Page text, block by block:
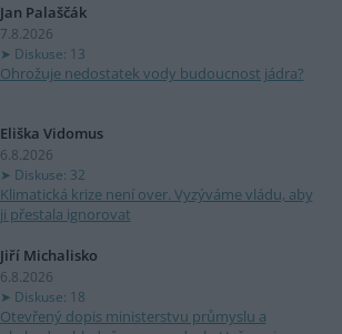
Jan Palaščák
7.8.2026
Diskuse: 13
Ohrožuje nedostatek vody budoucnost jádra?
Eliška Vidomus
6.8.2026
Diskuse: 32
Klimatická krize není over. Vyzýváme vládu, aby
ji přestala ignorovat
Jiří Michalisko
6.8.2026
Diskuse: 18
Otevřený dopis ministerstvu průmyslu a